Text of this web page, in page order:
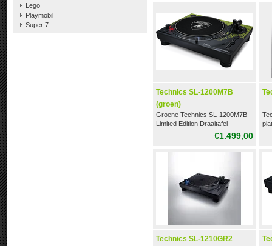
Lego
Playmobil
Super 7
Technics SL-1200M7B
(groen)
Groene Technics SL-1200M7B
Limited Edition Draaitafel
€1.499,00
Technics SL-1210GR2